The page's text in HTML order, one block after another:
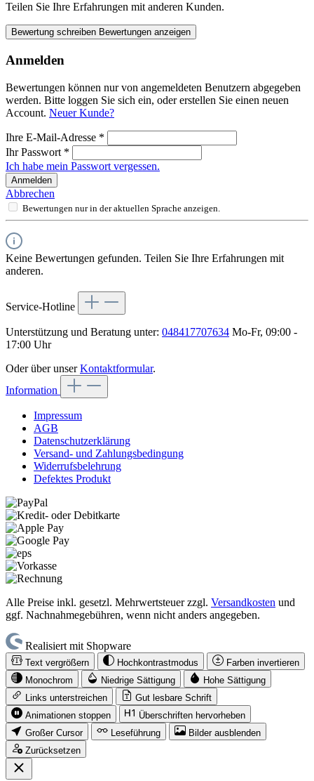
Teilen Sie Ihre Erfahrungen mit anderen Kunden.
Bewertung schreiben Bewertungen anzeigen
Anmelden
Bewertungen können nur von angemeldeten Benutzern abgegeben
werden. Bitte loggen Sie sich ein, oder erstellen Sie einen neuen
Account. Neuer Kunde?
Ihre E-Mail-Adresse *
Ihr Passwort *
Ich habe mein Passwort vergessen.
Anmelden
Abbrechen
Bewertungen nur in der aktuellen Sprache anzeigen.
Keine Bewertungen gefunden. Teilen Sie Ihre Erfahrungen mit
anderen.
Service-Hotline
Unterstützung und Beratung unter: 048417707634 Mo-Fr, 09:00 -
17:00 Uhr
Oder über unserKontaktformular.
Information
Impressum
AGB
Datenschutzerklärung
Versand- und Zahlungsbedingung
Widerrufsbelehrung
Defektes Produkt
Alle Preise inkl. gesetzl. Mehrwertsteuer zzgl. Versandkosten und
ggf. Nachnahmegebühren, wenn nicht anders angegeben.
Realisiert mit Shopware
Text vergrößern Hochkontrastmodus
Farben invertieren
Monochrom
Niedrige Sättigung
Hohe Sättigung
Links unterstreichen
Gut lesbare Schrift
Animationen stoppen
Überschriften hervorheben
Großer Cursor
Leseführung
Bilder ausblenden
Zurücksetzen